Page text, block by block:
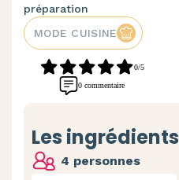
préparation
MODE CUISINE
0/5
0 commentaire
Les ingrédients
4 personnes